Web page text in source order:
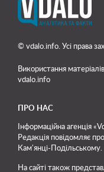
© vdalo.info. Усі права
Використання
vdalo.info
ПРО НАС
Інформаційна агенція
Редакція повідомляє
Кам'янці-Подільському.
На сайті також